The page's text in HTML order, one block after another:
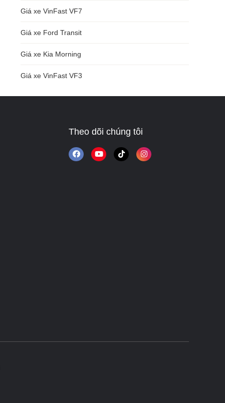
Giá xe VinFast VF7
Giá xe Ford Transit
Giá xe Kia Morning
Giá xe VinFast VF3
Theo dõi chúng tôi